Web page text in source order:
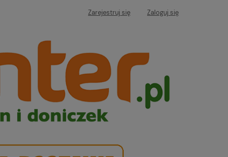
Zarejestruj się Zaloguj się